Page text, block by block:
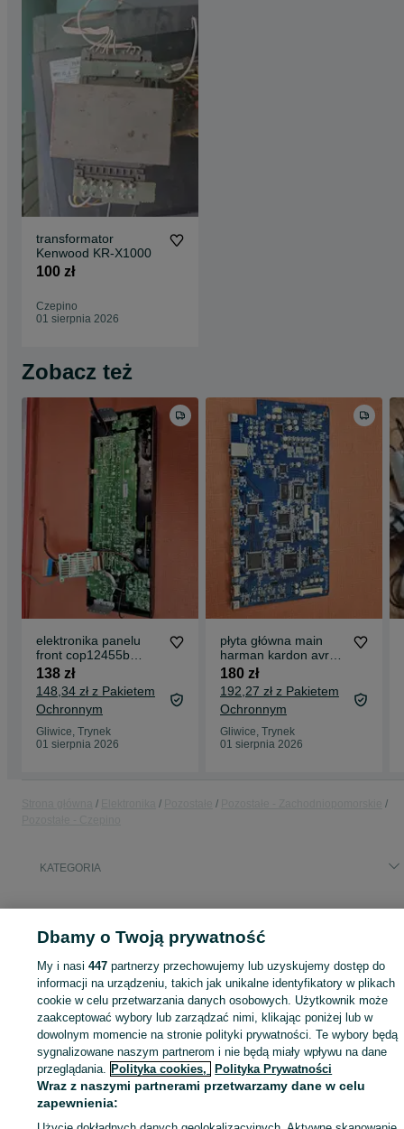
transformator
Kenwood KR-X1000
100 zł
Czepino
01 sierpnia 2026
Zobacz też
elektronika panelu
front cop12455b
harman kardon avr
170 sprawna
138 zł
148,34 zł z Pakietem
Ochronnym
Gliwice, Trynek
01 sierpnia 2026
płyta główna main
harman kardon avr
170 cup12456a
uszkodzona soft
180 zł
192,27 zł z Pakietem
Ochronnym
Gliwice, Trynek
01 sierpnia 2026
KATEGORIA
Zaloguj się lub załóż konto na OLX, aby skontaktować się z
sprzedającym
Zaloguj się / Załóż konto
Kup
Dbamy o Twoją prywatność
My i nasi447 partnerzy przechowujemy lub uzyskujemy dostęp do
informacji na urządzeniu, takich jak unikalne identyfikatory w plikach
cookie w celu przetwarzania danych osobowych. Użytkownik może
zaakceptować wybory lub zarządzać nimi, klikając poniżej lub w
dowolnym momencie na stronie polityki prywatności. Te wybory będą
sygnalizowane naszym partnerom i nie będą miały wpływu na dane
przeglądania. Polityka cookies, Polityka Prywatności
Wraz z naszymi partnerami przetwarzamy dane w celu
zapewnienia: